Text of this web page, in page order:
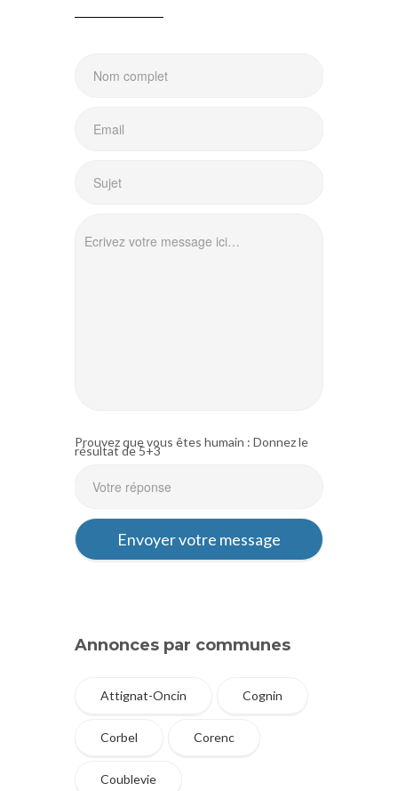
Prouvez que vous êtes humain : Donnez le
résultat de 5+3
Annonces par communes
Attignat-Oncin Cognin
Corbel Corenc
Coublevie